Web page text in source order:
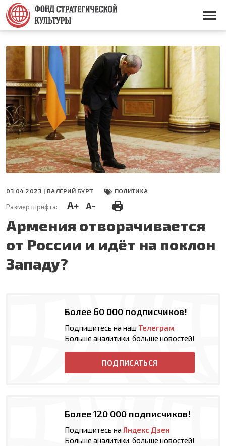
Перейти
основному
содержанию
Основная
03.04.2023 | ВАЛЕРИЙ БУРТ ПОЛИТИКА
Размер шрифта: A+ A-
Армения отворачивается
от России и идёт на поклон
Западу?
Более 60 000 подписчиков!
Подпишитесь на наш Телеграм
Больше аналитики, больше новостей!
ПОДПИСАТЬСЯ
Более 120 000 подписчиков!
Подпишитесь на Яндекс Дзен
Больше аналитики, больше новостей!